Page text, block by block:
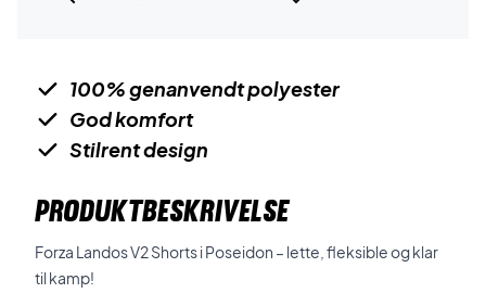
100% genanvendt polyester
God komfort
Stilrent design
PRODUKTBESKRIVELSE
Forza Landos V2 Shorts i Poseidon – lette, fleksible og klar
til kamp!